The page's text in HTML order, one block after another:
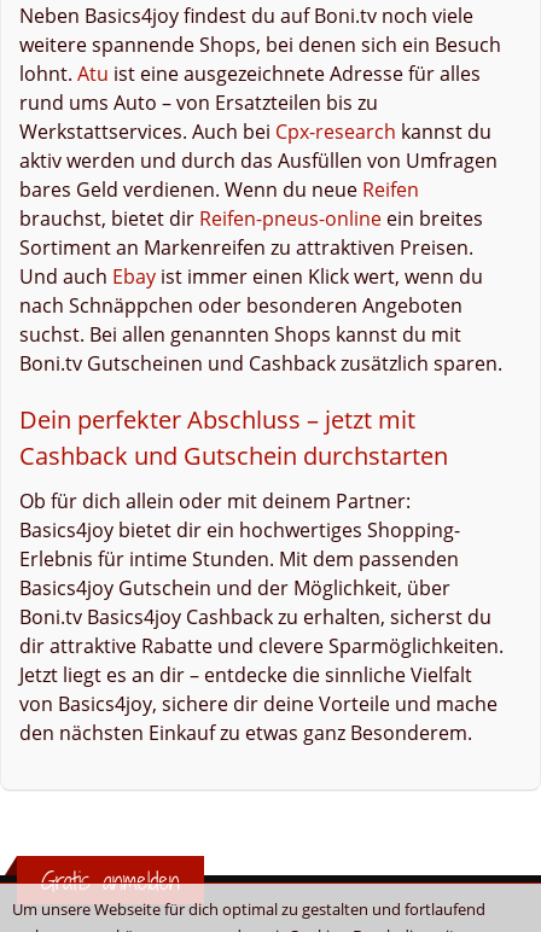
Um unsere Webseite für dich optimal zu gestalten und fortlaufend
Neben Basics4joy findest du auf Boni.tv noch viele
weitere spannende Shops, bei denen sich ein Besuch
lohnt. Atu ist eine ausgezeichnete Adresse für alles
rund ums Auto – von Ersatzteilen bis zu
Werkstattservices. Auch bei Cpx-research kannst du
aktiv werden und durch das Ausfüllen von Umfragen
bares Geld verdienen. Wenn du neue Reifen
brauchst, bietet dir Reifen-pneus-online ein breites
Sortiment an Markenreifen zu attraktiven Preisen.
Und auch Ebay ist immer einen Klick wert, wenn du
nach Schnäppchen oder besonderen Angeboten
suchst. Bei allen genannten Shops kannst du mit
Boni.tv Gutscheinen und Cashback zusätzlich sparen.
Dein perfekter Abschluss – jetzt mit
Cashback und Gutschein durchstarten
Ob für dich allein oder mit deinem Partner:
Basics4joy bietet dir ein hochwertiges Shopping-
Erlebnis für intime Stunden. Mit dem passenden
Basics4joy Gutschein und der Möglichkeit, über
Boni.tv Basics4joy Cashback zu erhalten, sicherst du
dir attraktive Rabatte und clevere Sparmöglichkeiten.
Jetzt liegt es an dir – entdecke die sinnliche Vielfalt
von Basics4joy, sichere dir deine Vorteile und mache
den nächsten Einkauf zu etwas ganz Besonderem.
Gratis anmelden